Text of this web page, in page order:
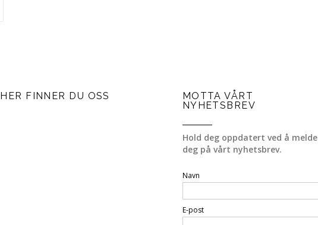
HER FINNER DU OSS
MOTTA VÅRT
NYHETSBREV
Hold deg oppdatert ved å melde
deg på vårt nyhetsbrev.
Navn
E-post